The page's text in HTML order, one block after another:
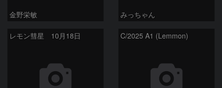
金野栄敏 みっちゃん
レモン彗星 10月18日 C/2025 A1 (Lemmon)